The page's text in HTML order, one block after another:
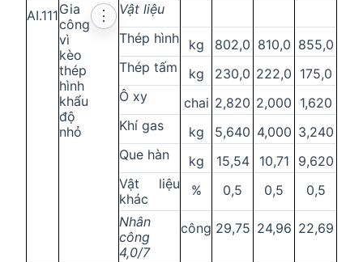
AI.111Gia
công
vì
kèo
thép
hình
khẩu
độ
nhỏ
⋮
Vật liệu
Thép hình
kg 802,0 810,0 855,0
Thép tấm
kg 230,0 222,0 175,0
Ô xy
chai 2,820 2,000 1,620
Khí gas
kg 5,640 4,000 3,240
Que hàn
kg 15,54 10,71
9,620
Vật liệu
khác
% 0,5 0,5
0,5
Nhân
công
4,0/7
công 29,75 24,96 22,69